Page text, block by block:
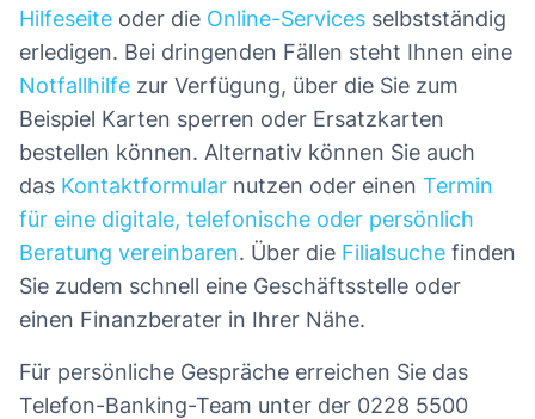
Hilfeseite oder die Online-Services selbstständig
erledigen. Bei dringenden Fällen steht Ihnen eine
Notfallhilfe zur Verfügung, über die Sie zum
Beispiel Karten sperren oder Ersatzkarten
bestellen können. Alternativ können Sie auch
das Kontaktformular nutzen oder einen Termin
für eine digitale, telefonische oder persönlich
Beratung vereinbaren. Über die Filialsuche finden
Sie zudem schnell eine Geschäftsstelle oder
einen Finanzberater in Ihrer Nähe.
Für persönliche Gespräche erreichen Sie das
Telefon-Banking-Team unter der 0228 5500